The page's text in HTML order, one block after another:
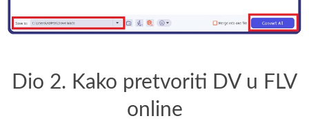
Dio 2. Kako pretvoriti DV u FLV
online